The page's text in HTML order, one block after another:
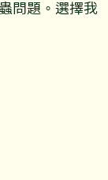
問題。選擇我